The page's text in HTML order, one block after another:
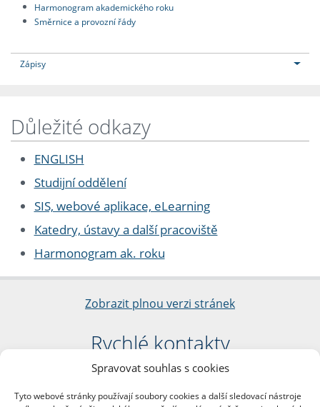
Spravovat souhlas s cookies
Tyto webové stránky používají soubory cookies a další sledovací nástroje
Harmonogram akademického roku
Směrnice a provozní řády
Zápisy
Důležité odkazy
ENGLISH
Studijní oddělení
SIS, webové aplikace, eLearning
Katedry, ústavy a další pracoviště
Harmonogram ak. roku
Zobrazit plnou verzi stránek
Rychlé kontakty
Filozofická fakulta
nám. Jana Palacha 1/2